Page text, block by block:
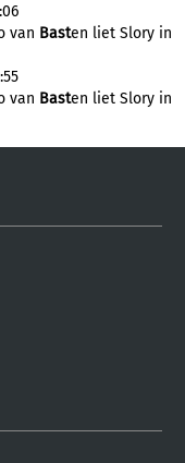
van Basten liet Slory in
van Basten liet Slory in